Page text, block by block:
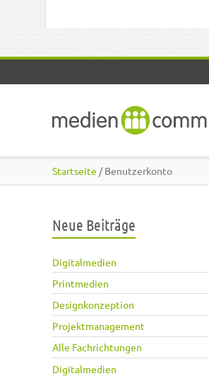
Startseite / Benutzerkonto
Neue Beiträge
Digitalmedien
Printmedien
Designkonzeption
Projektmanagement
Alle Fachrichtungen
Digitalmedien